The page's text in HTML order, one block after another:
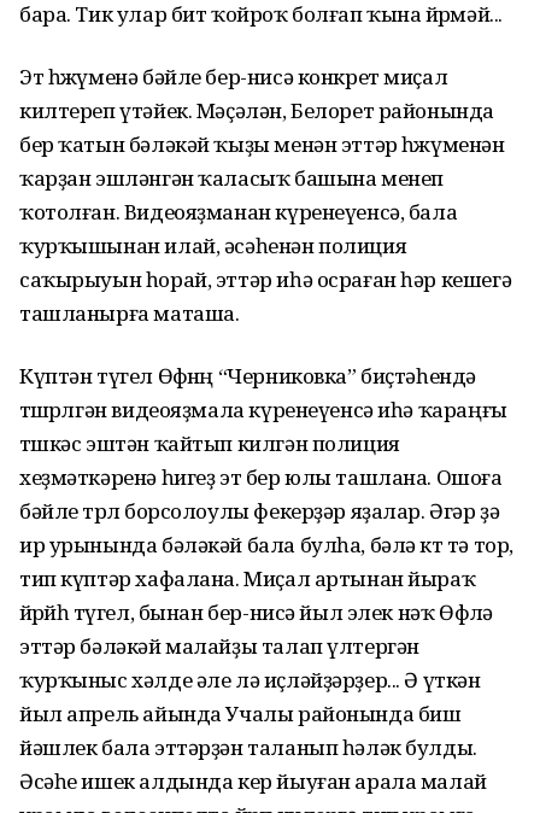
бара. Тик улар бит ҡойроҡ болғап ҡына йөрөмәй...
Эт һөжүменә бәйле бер-нисә конкрет миҫал
килтереп үтәйек. Мәҫәлән, Белорет районында
бер ҡатын бәләкәй ҡыҙы менән эттәр һөжүменән
ҡарҙан эшләнгән ҡаласыҡ башына менеп
ҡотолған. Видеояҙманан күренеүенсә, бала
ҡурҡышынан илай, әсәһенән полиция
саҡырыуын һорай, эттәр иһә осраған һәр кешегә
ташланырға маташа.
Күптән түгел Өфөнөң “Черниковка” биҫтәһендә
төшөрөлгән видеояҙмала күренеүенсә иһә ҡараңғы
төшкәс эштән ҡайтып килгән полиция
хеҙмәткәренә һигеҙ эт бер юлы ташлана. Ошоға
бәйле төрлө борсолоулы фекерҙәр яҙалар. Әгәр ҙә
ир урынында бәләкәй бала булһа, бәлә көт тә тор,
тип күптәр хафалана. Миҫал артынан йыраҡ
йөрөйһө түгел, бынан бер-нисә йыл элек нәҡ Өфөлә
эттәр бәләкәй малайҙы талап үлтергән
ҡурҡыныс хәлде әле лә иҫләйҙәрҙер... Ә үткән
йыл апрель айында Учалы районында биш
йәшлек бала эттәрҙән таланып һәләк булды.
Әсәһе ишек алдында кер йыуған арала малай